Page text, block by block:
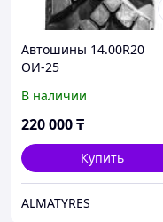
Автошины 14.00R20
ОИ-25
В наличии
220 000₸
Купить
ALMATYRES